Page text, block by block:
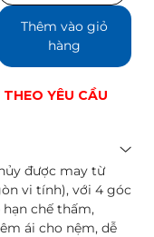
Thêm vào giỏ
hàng
YÊU CẦU
được may từ
vi tính), với 4 góc
chế thấm,
ái cho nệm, dễ